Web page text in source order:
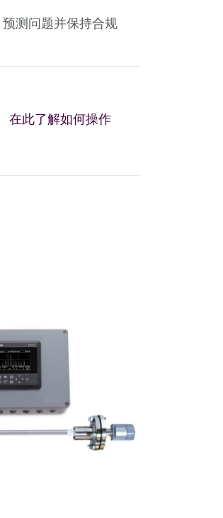
测问题并保持合规
在此了解如何操作